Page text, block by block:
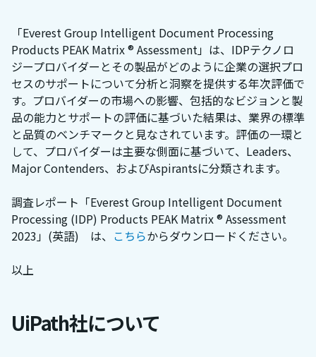
「Everest Group Intelligent Document Processing
Products PEAK Matrix ® Assessment」は、IDPテクノロ
ジープロバイダーとその製品がどのように企業の選択プロ
セスのサポートについて分析と洞察を提供する年次評価で
す。プロバイダーの市場への影響、包括的なビジョンと製
品の能力とサポートの評価に基づいた結果は、業界の標準
と品質のベンチマークと見なされています。評価の一環と
して、プロバイダーは主要な側面に基づいて、Leaders、
Major Contenders、およびAspirantsに分類されます。
調査レポート「Everest Group Intelligent Document
Processing (IDP) Products PEAK Matrix ® Assessment
2023」(英語) は、 こちらからダウンロードください。
以上
UiPath社について